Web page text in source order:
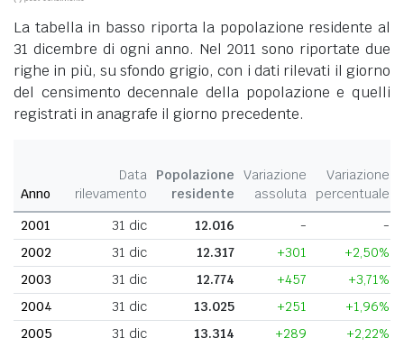
La tabella in basso riporta la popolazione residente al
31 dicembre di ogni anno. Nel 2011 sono riportate due
righe in più, su sfondo grigio, con i dati rilevati il giorno
del censimento decennale della popolazione e quelli
registrati in anagrafe il giorno precedente.
Anno
Data
rilevamento
Popolazione
residente
Variazione
assoluta
Variazione
percentuale
2001
31 dic 12.016 -
-
2002
31 dic 12.317 +301
+2,50%
2003
31 dic 12.774 +457
+3,71%
2004
31 dic 13.025 +251
+1,96%
2005
31 dic 13.314 +289
+2,22%